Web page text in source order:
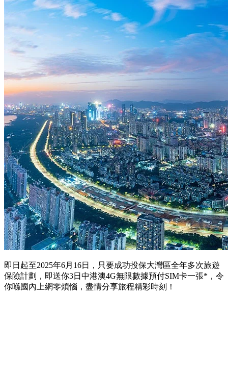
即日起至2025年6月16日，只要成功投保大灣區全年多次旅遊
保險計劃，即送你3日中港澳4G無限數據預付SIM卡一張*，令
你喺國內上網零煩惱，盡情分享旅程精彩時刻！